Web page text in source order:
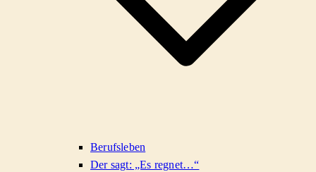
Berufsleben
Der sagt: „Es regnet…“